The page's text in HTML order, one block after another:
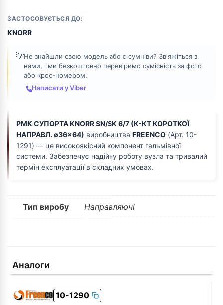
ЗАСТОСОВУЄТЬСЯ ДО:
KNORR
💡Не знайшли свою модель або є сумніви? Зв'яжіться з
нами, і ми безкоштовно перевіримо сумісність за фото
або крос-номером.
Написати у Viber
РМК СУПОРТА KNORR SN/SK 6/7 (К-КТ КОРОТКОЇ
НАПРАВЛ. ø36x64) виробництва FREENCO (Арт. 10-
1291) — це високоякісний компонент гальмівної
системи. Забезпечує надійну роботу вузла та тривалий
термін експлуатації в складних умовах.
Тип виробу Направляючі
Аналоги
10-1290